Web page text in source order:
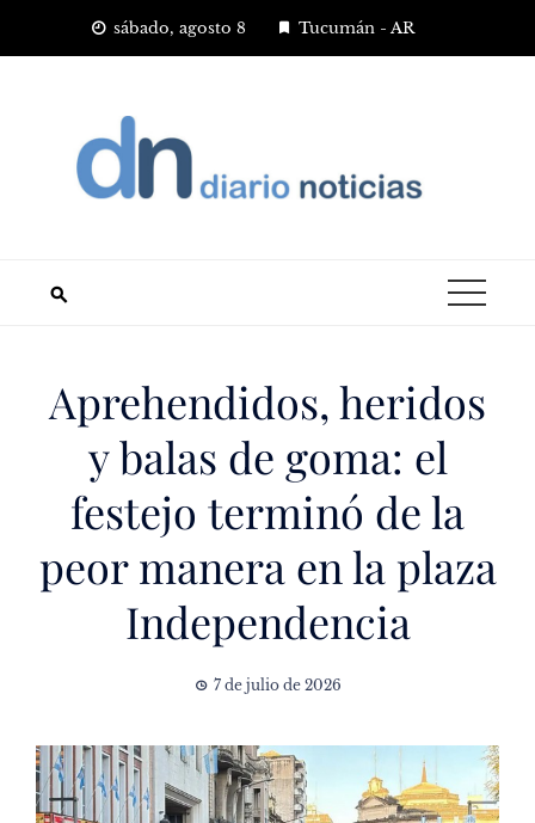
sábado, agosto 8 Tucumán - AR
Aprehendidos, heridos
y balas de goma: el
festejo terminó de la
peor manera en la plaza
Independencia
7 de julio de 2026